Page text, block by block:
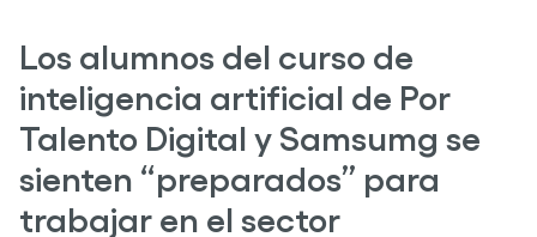
Los alumnos del curso de
inteligencia artificial de Por
Talento Digital y Samsumg se
sienten “preparados” para
trabajar en el sector